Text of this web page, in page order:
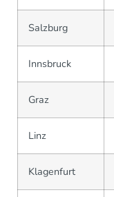
Salzburg
Innsbruck
Graz
Linz
Klagenfurt